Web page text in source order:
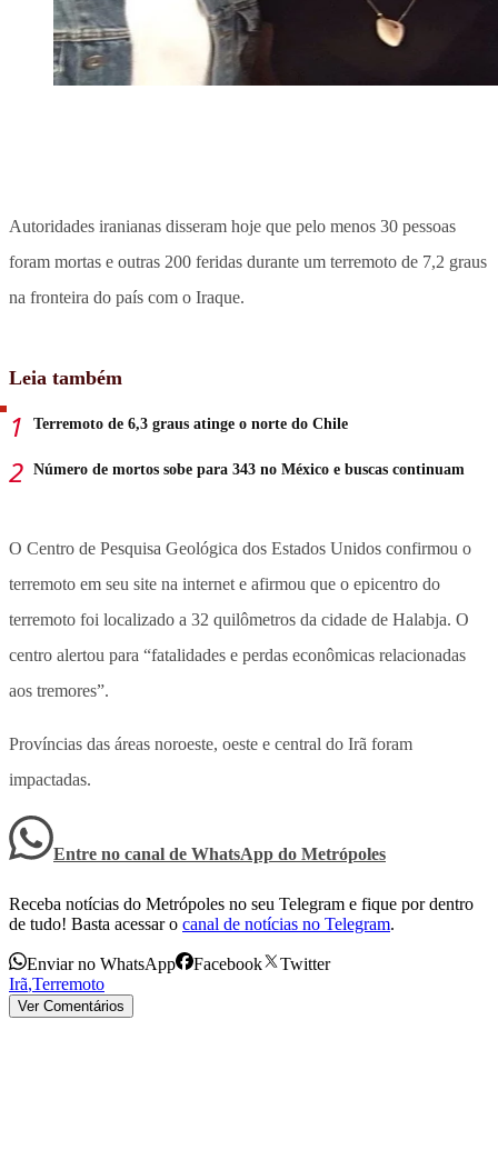
Autoridades iranianas disseram hoje que pelo menos 30 pessoas
foram mortas e outras 200 feridas durante um terremoto de 7,2 graus
na fronteira do país com o Iraque.
Leia também
Terremoto de 6,3 graus atinge o norte do Chile
Número de mortos sobe para 343 no México e buscas continuam
O Centro de Pesquisa Geológica dos Estados Unidos confirmou o
terremoto em seu site na internet e afirmou que o epicentro do
terremoto foi localizado a 32 quilômetros da cidade de Halabja. O
centro alertou para “fatalidades e perdas econômicas relacionadas
aos tremores”.
Províncias das áreas noroeste, oeste e central do Irã foram
impactadas.
Entre no canal de WhatsApp do Metrópoles
Receba notícias do Metrópoles no seu Telegram e fique por dentro
de tudo! Basta acessar o canal de notícias no Telegram.
Enviar no WhatsApp Facebook
Twitter
Irã,Terremoto
Ver Comentários